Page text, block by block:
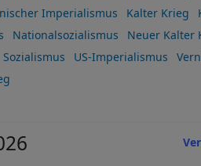
Imperialismus Kalter Krieg
Nationalsozialismus
Neuer Kalter
Sozialismus US-Imperialismus